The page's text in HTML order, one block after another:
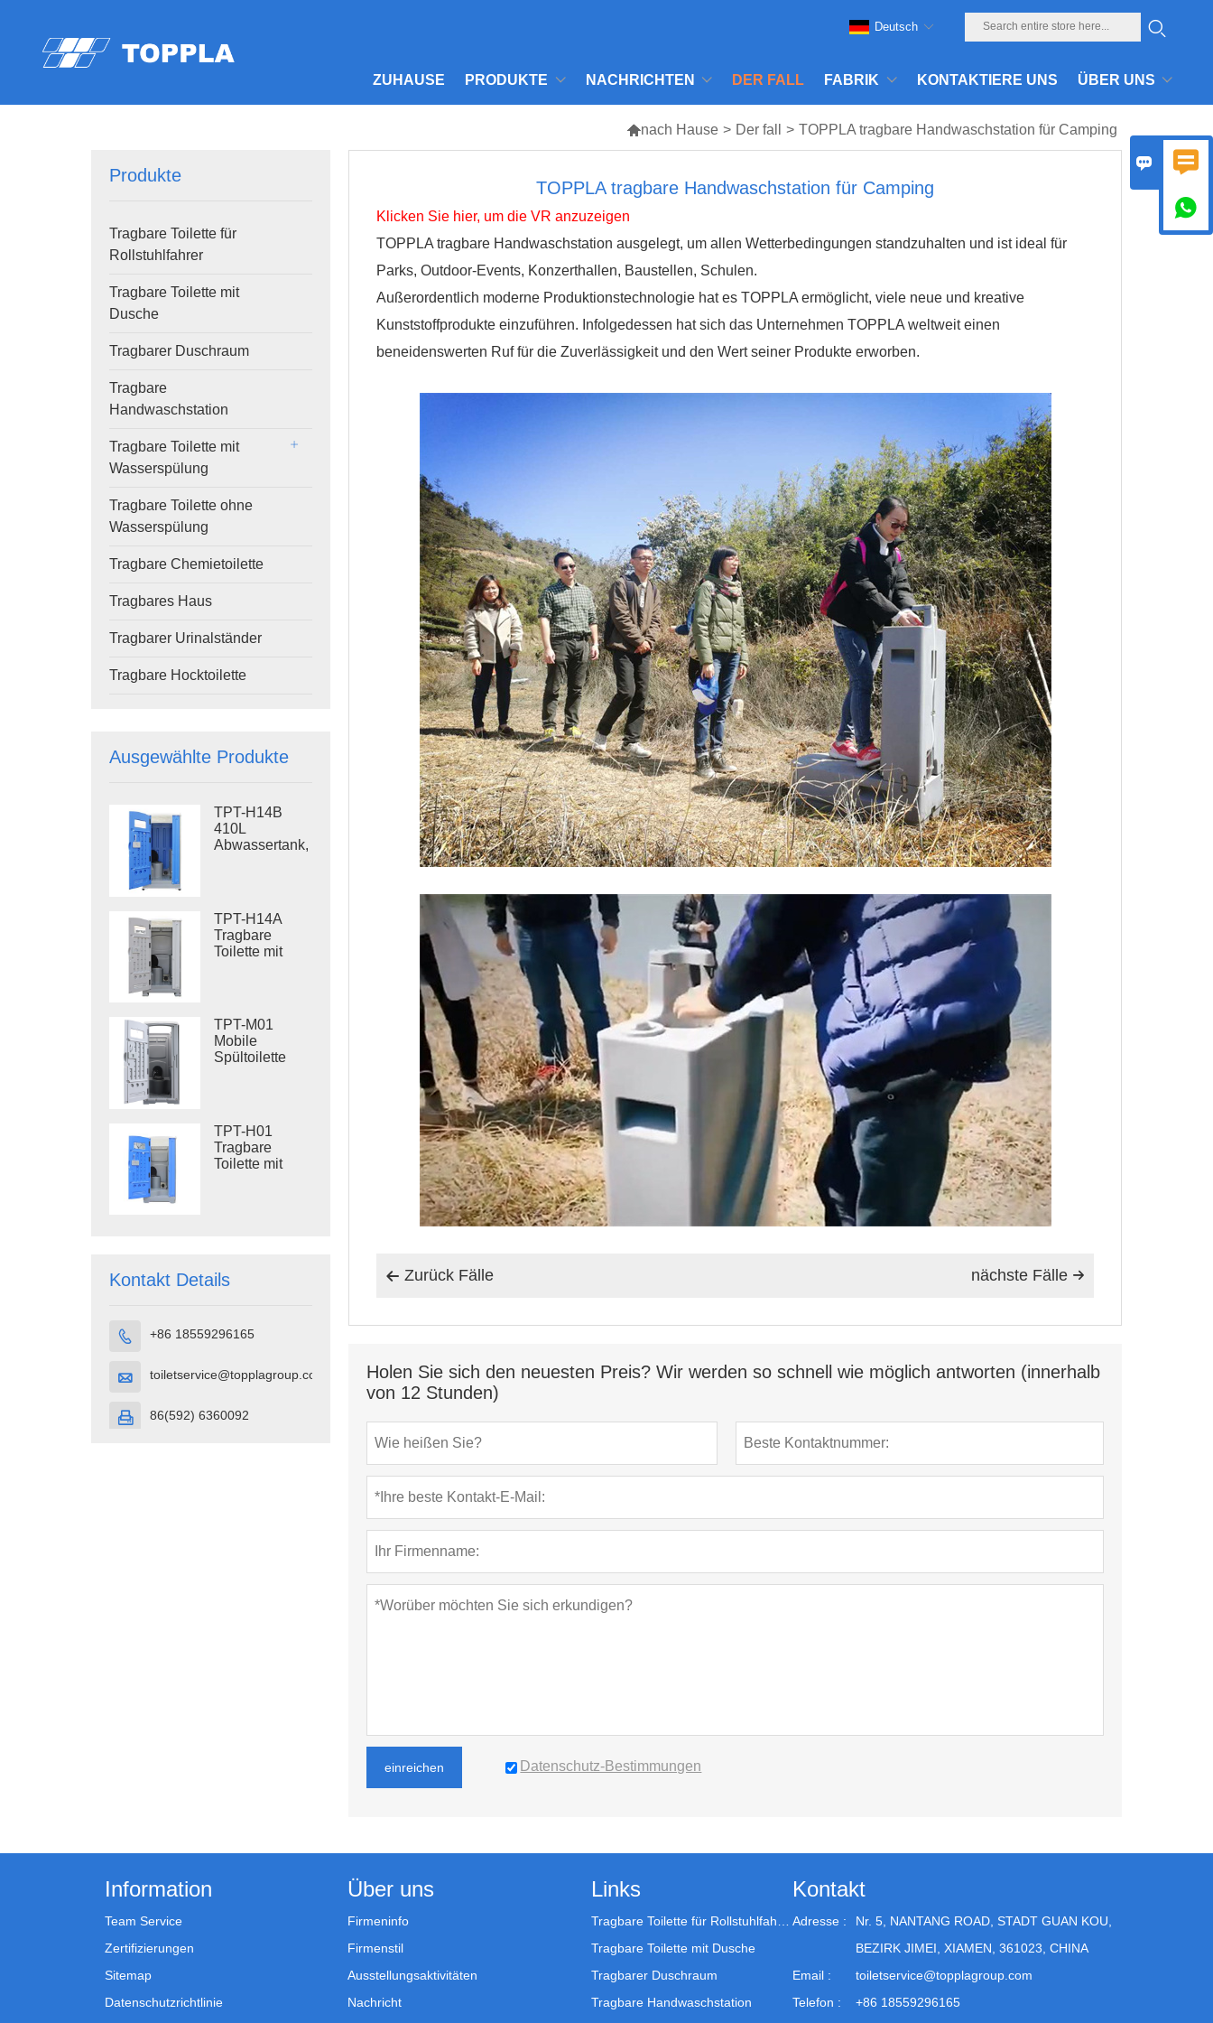
ZUHAUSE PRODUKTE NACHRICHTEN DER FALL FABRIK KONTAKTIERE UNS ÜBER UNS
Deutsch
nach Hause > Der fall > TOPPLA tragbare Handwaschstation für Camping
Produkte
Tragbare Toilette für
Rollstuhlfahrer
Tragbare Toilette mit
Dusche
Tragbarer Duschraum
Tragbare
Handwaschstation
Tragbare Toilette mit
Wasserspülung
Tragbare Toilette ohne
Wasserspülung
Tragbare Chemietoilette
Tragbares Haus
Tragbarer Urinalständer
Tragbare Hocktoilette
Ausgewählte Produkte
TPT-H14B
410L
Abwassertank,
Baustellentoilette
TPT-H14A
Tragbare
Toilette mit
für den
Außenbereich
TPT-M01
Mobile
Spültoilette
TPT-H01
Tragbare
Toilette mit
Kontakt Details
 +86 18559296165
 toiletservice@topplagroup.com
 86(592) 6360092
TOPPLA tragbare Handwaschstation für Camping
Klicken Sie hier, um die VR anzuzeigen
TOPPLA tragbare Handwaschstation ausgelegt, um allen Wetterbedingungen standzuhalten und ist ideal für
Parks, Outdoor-Events, Konzerthallen, Baustellen, Schulen.
Außerordentlich moderne Produktionstechnologie hat es TOPPLA ermöglicht, viele neue und kreative
Kunststoffprodukte einzuführen. Infolgedessen hat sich das Unternehmen TOPPLA weltweit einen
beneidenswerten Ruf für die Zuverlässigkeit und den Wert seiner Produkte erworben.
 Zurück Fälle 
nächste Fälle
Holen Sie sich den neuesten Preis? Wir werden so schnell wie möglich antworten (innerhalb
von 12 Stunden)
einreichen Datenschutz-Bestimmungen
Kontakt
Adresse :
Nr. 5, NANTANG ROAD, STADT GUAN KOU,
BEZIRK JIMEI, XIAMEN, 361023, CHINA
Email :
toiletservice@topplagroup.com
Telefon :
+86 18559296165
Information
Team Service
Zertifizierungen
Sitemap
Datenschutzrichtlinie
Über uns
Firmeninfo
Firmenstil
Ausstellungsaktivitäten
Nachricht
Links
Tragbare Toilette mit Dusche
Tragbarer Duschraum
Tragbare Handwaschstation
 
